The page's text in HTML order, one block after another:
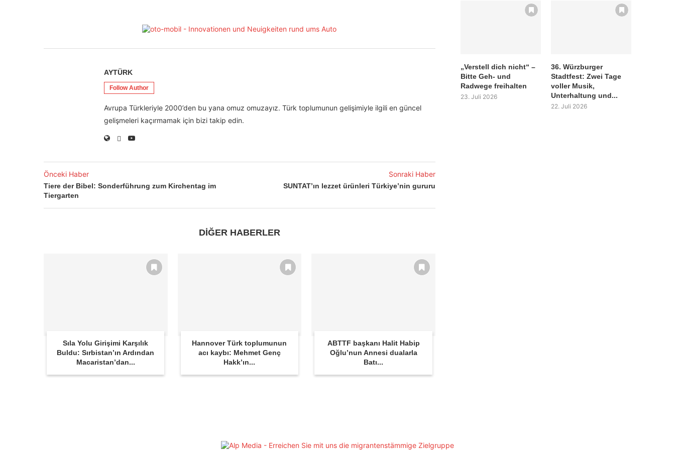
AYTÜRK
Follow Author
Avrupa Türkleriyle 2000’den bu yana omuz omuzayız. Türk toplumunun gelişimiyle ilgili en güncel
gelişmeleri kaçırmamak için bizi takip edin.
Önceki Haber
Tiere der Bibel: Sonderführung zum Kirchentag im
Tiergarten
Sonraki Haber
SUNTAT’ın lezzet ürünleri Türkiye’nin gururu
DİĞER HABERLER
Sıla Yolu Girişimi Karşılık
Buldu: Sırbistan’ın Ardından
Macaristan’dan...
Hannover Türk toplumunun
acı kaybı: Mehmet Genç
Hakk’ın...
ABTTF başkanı Halit Habip
Oğlu’nun Annesi dualarla
Batı...
„Verstell dich nicht“ –
Bitte Geh- und
Radwege freihalten
23. Juli 2026
36. Würzburger
Stadtfest: Zwei Tage
voller Musik,
Unterhaltung und...
22. Juli 2026